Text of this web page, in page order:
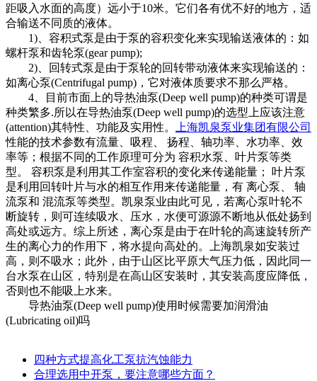
距吸入水面的高度）远小于10米。它们各有优不好的地方，适
合输送不同质的液体。
1)、容积式泵是由于泵的容积变化来实现输送液体的：如
螺杆泵和齿轮泵(gear pump);
2)、回转式泵是由于泵轮的回转带动液体来实现输送的：
如离心泵(Centrifugal pump)，它对液体质要求不那么严格。
4、目前市面上的导热油泵(Deep well pump)的种类可谓是
种类繁多.所以在导热油泵(Deep well pump)的选型上应该注意
(attention)其特性、功能及实用性。
上海凯泉泵业集团有限公司
性能的技术参数有流量、吸程、 扬程、轴功率、水功率、效
率等；根据不同的工作原理可分为 容积水泵、叶片泵等类
型。 容积泵是利用其工作室容积的变化来传递能量； 叶片泵
是利用回转叶片与水的相互作用来传递能量，有 离心泵、 轴
流泵和 混流泵等类型。凯泉泵业由此可见，若离心泵叶轮不
断旋转，则可连续吸水、压水，水便可源源不断地从低处扬到
高处或远方。综上所述，离心泵是由于在叶轮的高速旋转所产
生的离心力的作用下，将水提向高处的。上海凯泉如安装过
高，则不吸水；此外，由于山区比平原大气压力低，因此同一
台水泵在山区，特别是在高山区安装时，其安装高度应降低，
否则也不能吸上水来。
导热油泵(Deep well pump)使用时候需要加润滑油
(Lubricating oil)吗
四种方式提高化工泵抗汽蚀能力
合理选用中开泵，要注意哪些方面？